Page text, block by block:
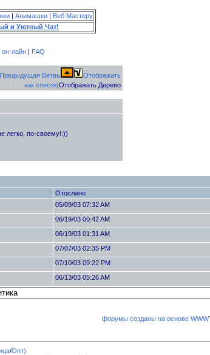
| Анимашки | Веб Мастеру
и Уютный Чат!
он-лайн| FAQ
Отображать
как список|Отображать Дерево
легко, по-своему!:))
Отослано
05/09/03 07:32 AM
06/19/03 00:42 AM
06/19/03 01:31 AM
07/07/03 02:35 PM
07/10/03 09:22 PM
06/13/03 05:26 AM
форумы созданы на основе
/Опт)